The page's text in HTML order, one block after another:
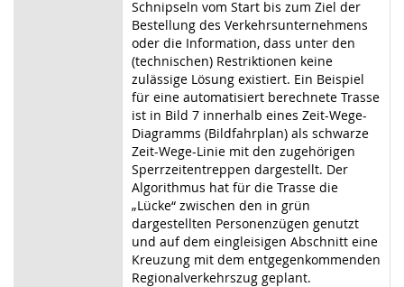
Schnipseln vom Start bis zum Ziel der
Bestellung des Verkehrsunternehmens
oder die Information, dass unter den
(technischen) Restriktionen keine
zulässige Lösung existiert. Ein Beispiel
für eine automatisiert berechnete Trasse
ist in Bild 7 innerhalb eines Zeit-Wege-
Diagramms (Bildfahrplan) als schwarze
Zeit-Wege-Linie mit den zugehörigen
Sperrzeitentreppen dargestellt. Der
Algorithmus hat für die Trasse die
„Lücke“ zwischen den in grün
dargestellten Personenzügen genutzt
und auf dem eingleisigen Abschnitt eine
Kreuzung mit dem entgegenkommenden
Regionalverkehrszug geplant.